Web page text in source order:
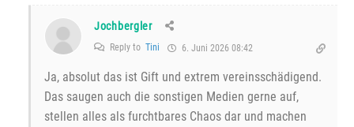
Jochbergler
Reply to Tini 6. Juni 2026 08:42
Ja, absolut das ist Gift und extrem vereinsschädigend.
Das saugen auch die sonstigen Medien gerne auf,
stellen alles als furchtbares Chaos dar und machen